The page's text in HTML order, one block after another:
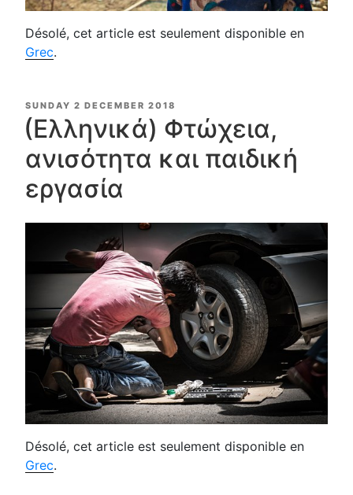
Désolé, cet article est seulement disponible en
Grec.
POSTED
ON
SUNDAY 2 DECEMBER 2018
(Ελληνικά) Φτώχεια,
ανισότητα και παιδική
εργασία
Désolé, cet article est seulement disponible en
Grec.